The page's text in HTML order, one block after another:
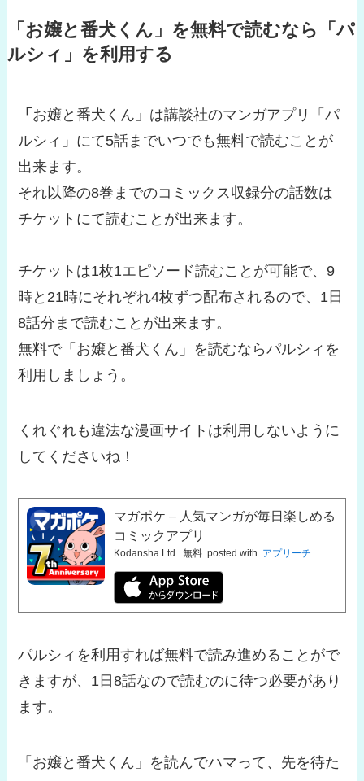
「お嬢と番犬くん」を無料で読むなら「パ
ルシィ」を利用する
「 お嬢と番犬くん 」 は講談社のマンガアプリ「パ
ルシィ」にて5話までいつでも無料で読むことが
出来ます。
それ以降の8巻までのコミックス収録分の話数は
チケットにて読むことが出来ます。
チケットは1枚1エピソード読むことが可能で、9
時と21時にそれぞれ4枚ずつ配布されるので、1日
8話分まで読むことが出来ます。
無料で「お嬢と番犬くん」を読むならパルシィを
利用しましょう。
くれぐれも違法な漫画サイトは利用しないように
してくださいね！
マガポケ – 人気マンガが毎日楽しめる
コミックアプリ
Kodansha Ltd. 無料 posted with アプリーチ
パルシィを利用すれば無料で読み進めることがで
きますが、1日8話なので読むのに待つ必要があり
ます。
「お嬢と番犬くん」を読んでハマって、先を待た